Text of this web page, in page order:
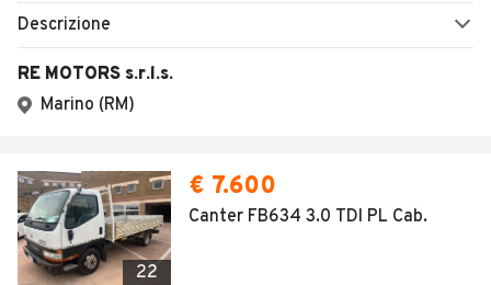
Descrizione
RE MOTORS s.r.l.s.
Marino (RM)
22
€ 7.600
Canter FB634 3.0 TDI PL Cab.